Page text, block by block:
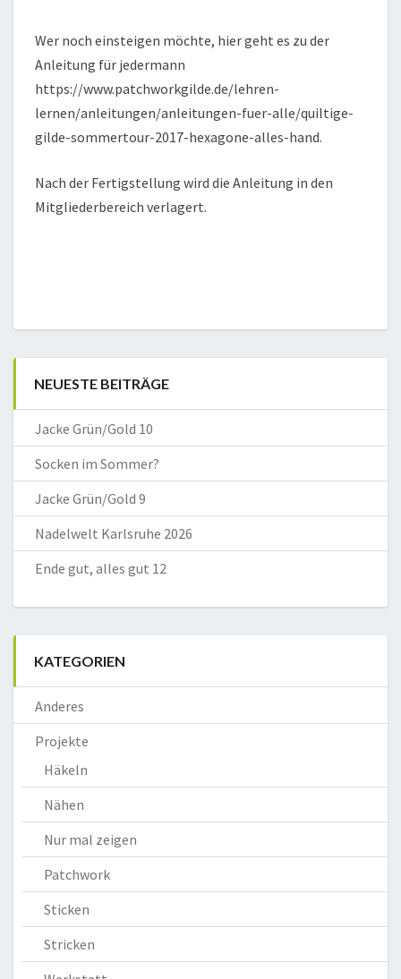
Wer noch einsteigen möchte, hier geht es zu der
Anleitung für jedermann
https://www.patchworkgilde.de/lehren-
lernen/anleitungen/anleitungen-fuer-alle/quiltige-
gilde-sommertour-2017-hexagone-alles-hand.
Nach der Fertigstellung wird die Anleitung in den
Mitgliederbereich verlagert.
NEUESTE BEITRÄGE
Jacke Grün/Gold 10
Socken im Sommer?
Jacke Grün/Gold 9
Nadelwelt Karlsruhe 2026
Ende gut, alles gut 12
KATEGORIEN
Anderes
Projekte
Häkeln
Nähen
Nur mal zeigen
Patchwork
Sticken
Stricken